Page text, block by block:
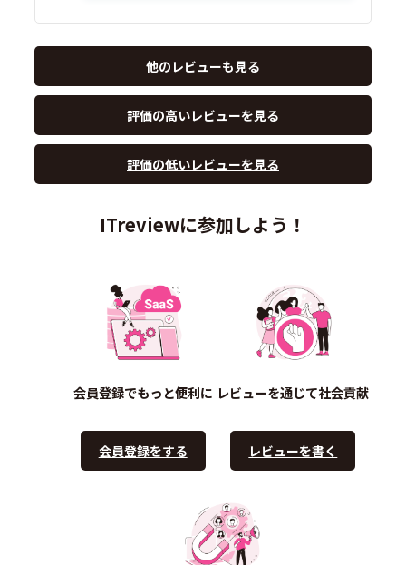
他のレビューも見る
評価の高いレビューを見る
評価の低いレビューを見る
ITreviewに参加しよう！
会員登録でもっと便利に
会員登録をする
レビューを通じて社会貢献
レビューを書く